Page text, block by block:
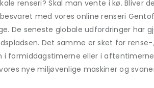
renseri? Skal man vente i kø. Bliver
med vores online renseri
De seneste globale udfordringer
Det samme er sket for
formiddagstimerne eller i
nye miljøvenlige maskiner og